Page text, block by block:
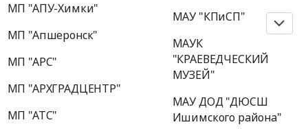
МП "АПУ-Химки"
МП "Апшеронск"
МП "АРС"
МП "АРХГРАДЦЕНТР"
МП "АТС"
МАУ "КПиСП"
МАУК
"КРАЕВЕДЧЕСКИЙ
МУЗЕЙ"
МАУ ДОД "ДЮСШ
Ишимского района"